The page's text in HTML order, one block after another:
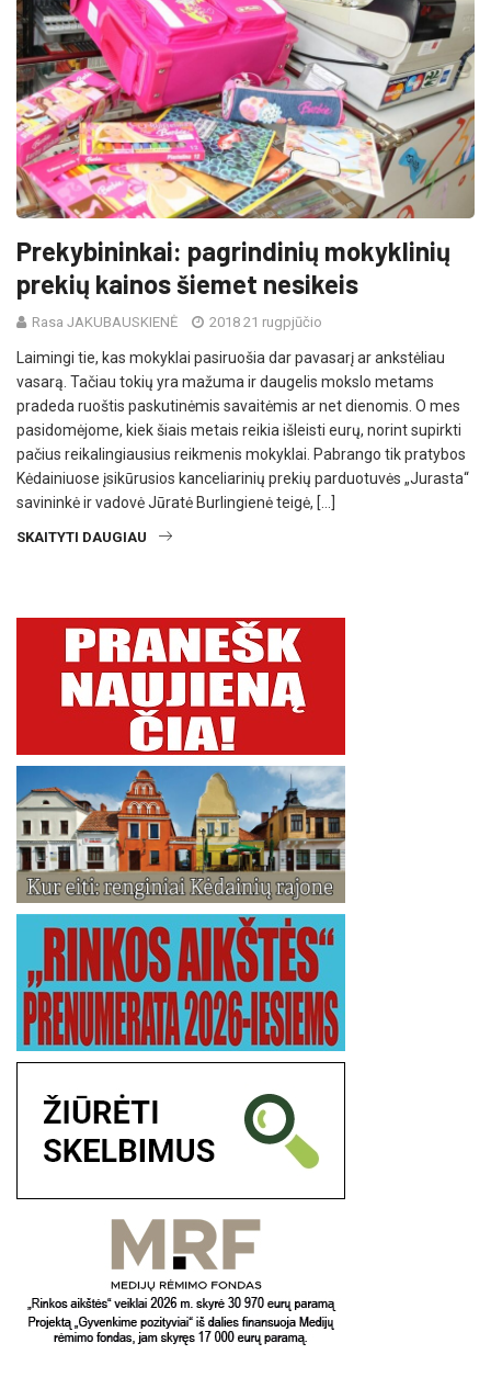
Prekybininkai: pagrindinių mokyklinių
prekių kainos šiemet nesikeis
Rasa JAKUBAUSKIENĖ 2018 21 rugpjūčio
Laimingi tie, kas mokyklai pasiruošia dar pavasarį ar ankstėliau
vasarą. Tačiau tokių yra mažuma ir daugelis mokslo metams
pradeda ruoštis paskutinėmis savaitėmis ar net dienomis. O mes
pasidomėjome, kiek šiais metais reikia išleisti eurų, norint supirkti
pačius reikalingiausius reikmenis mokyklai. Pabrango tik pratybos
Kėdainiuose įsikūrusios kanceliarinių prekių parduotuvės „Jurasta“
savininkė ir vadovė Jūratė Burlingienė teigė, […]
SKAITYTI DAUGIAU